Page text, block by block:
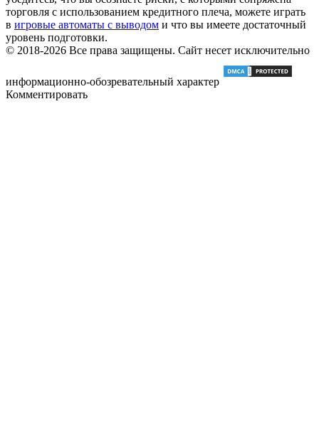
торговля с использованием кредитного плеча, можете играть
в игровые автоматы с выводом и что вы имеете достаточный
уровень подготовки.
© 2018-2026 Все права защищены. Сайт несет исключительно
информационно-обозревательный характер
Комментировать